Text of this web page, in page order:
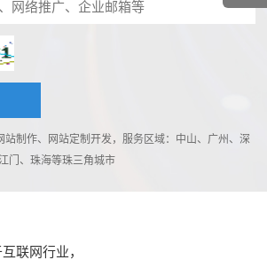
站制作、网站定制开发，服务区域：中山、广州、深
门、珠海等珠三角城市
联网行业，